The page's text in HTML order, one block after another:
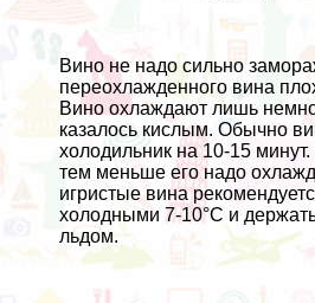
Вино не надо сильно
переохлажденного вина
Вино охлаждают лишь
казалось кислым. Обычно
холодильник на 10-15
тем меньше его надо
игристые вина
холодными 7-10°C и
льдом.